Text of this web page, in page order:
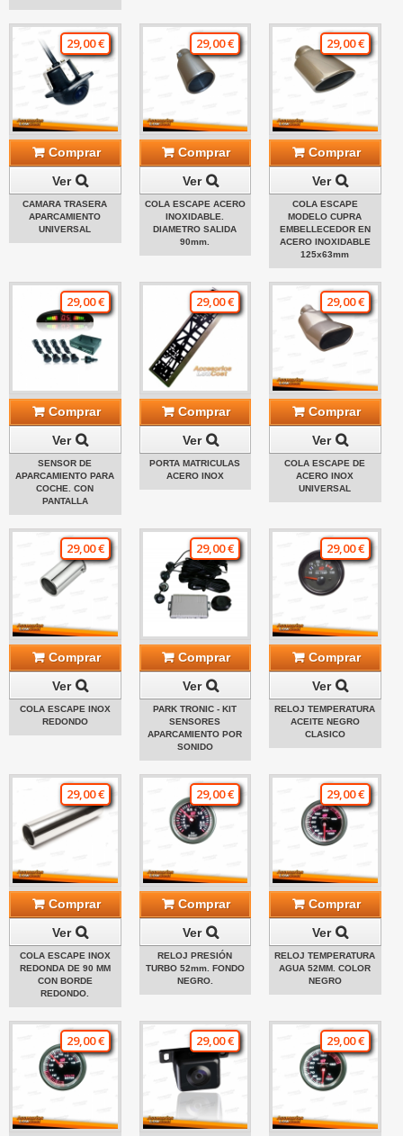
29,00 €
Comprar
Ver
CAMARA TRASERA
APARCAMIENTO
UNIVERSAL
29,00 €
Comprar
Ver
COLA ESCAPE ACERO
INOXIDABLE.
DIAMETRO SALIDA
90mm.
29,00 €
Comprar
Ver
COLA ESCAPE
MODELO CUPRA
EMBELLECEDOR EN
ACERO INOXIDABLE
125x63mm
29,00 €
Comprar
Ver
SENSOR DE
APARCAMIENTO PARA
COCHE. CON
PANTALLA
29,00 €
Comprar
Ver
PORTA MATRICULAS
ACERO INOX
29,00 €
Comprar
Ver
COLA ESCAPE DE
ACERO INOX
UNIVERSAL
29,00 €
Comprar
Ver
COLA ESCAPE INOX
REDONDO
29,00 €
Comprar
Ver
PARK TRONIC - KIT
SENSORES
APARCAMIENTO POR
SONIDO
29,00 €
Comprar
Ver
RELOJ TEMPERATURA
ACEITE NEGRO
CLASICO
29,00 €
Comprar
Ver
COLA ESCAPE INOX
REDONDA DE 90 MM
CON BORDE
REDONDO.
29,00 €
Comprar
Ver
RELOJ PRESIÓN
TURBO 52mm. FONDO
NEGRO.
29,00 €
Comprar
Ver
RELOJ TEMPERATURA
AGUA 52MM. COLOR
NEGRO
29,00 € 29,00 € 29,00 €